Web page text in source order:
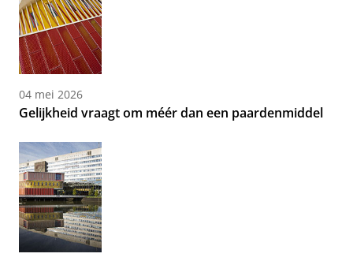
04 mei 2026
Gelijkheid vraagt om méér dan een paardenmiddel